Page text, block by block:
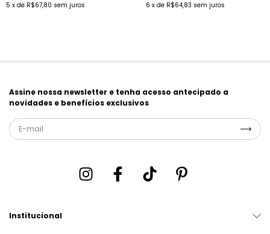
5 x de R$67,80 sem juros
6 x de R$64,83 sem juros
Assine nossa newsletter e tenha acesso antecipado a
novidades e benefícios exclusivos
Institucional